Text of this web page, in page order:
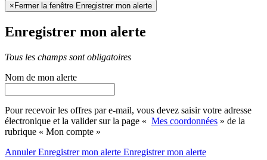
× Fermer la fenêtre Enregistrer mon alerte
Enregistrer mon alerte
Tous les champs sont obligatoires
Nom de mon alerte
Pour recevoir les offres par e-mail, vous devez saisir votre adresse
électronique et la valider sur la page « Mes coordonnées » de la
rubrique « Mon compte »
AnnulerEnregistrer mon alerte Enregistrermon alerte